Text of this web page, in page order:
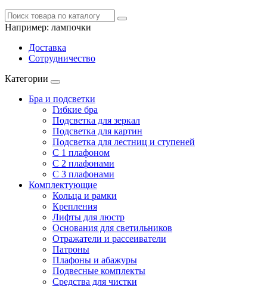
Например: лампочки
Доставка
Сотрудничество
Категории
Бра и подсветки
Гибкие бра
Подсветка для зеркал
Подсветка для картин
Подсветка для лестниц и ступеней
С 1 плафоном
С 2 плафонами
С 3 плафонами
Комплектующие
Кольца и рамки
Крепления
Лифты для люстр
Основания для светильников
Отражатели и рассеиватели
Патроны
Плафоны и абажуры
Подвесные комплекты
Средства для чистки